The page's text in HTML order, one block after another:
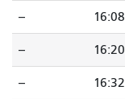
-- 16:08
-- 16:20
-- 16:32